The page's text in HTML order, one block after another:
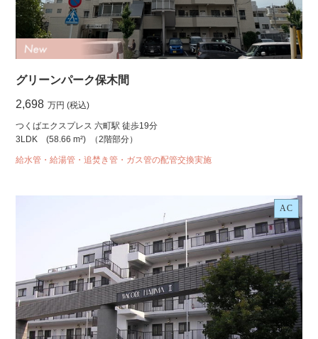
グリーンパーク保木間
2,698 万円 (税込)
つくばエクスプレス 六町駅 徒歩19分
3LDK
(58.66 m²) （2階部分）
給水管・給湯管・追焚き管・ガス管の配管交換実施
AC